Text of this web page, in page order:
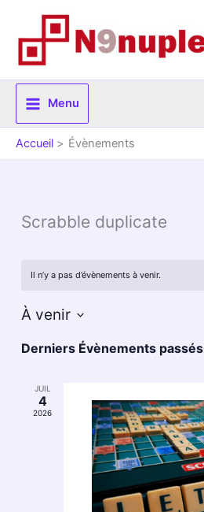
contenu
Menu
Accueil Évènements
Scrabble duplicate
Il n’y a pas d’évènements à venir.
À venir
une
Derniers Évènements passés
JUIL
4
2026